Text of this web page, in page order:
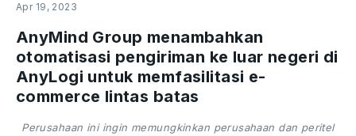
Apr 19, 2023
AnyMind Group menambahkan
otomatisasi pengiriman ke luar negeri di
AnyLogi untuk memfasilitasi e-
commerce lintas batas
Perusahaan ini ingin memungkinkan perusahaan dan peritel